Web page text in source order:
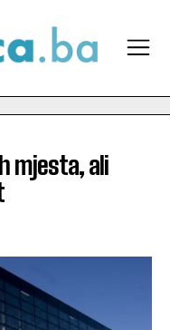
mjesta, ali